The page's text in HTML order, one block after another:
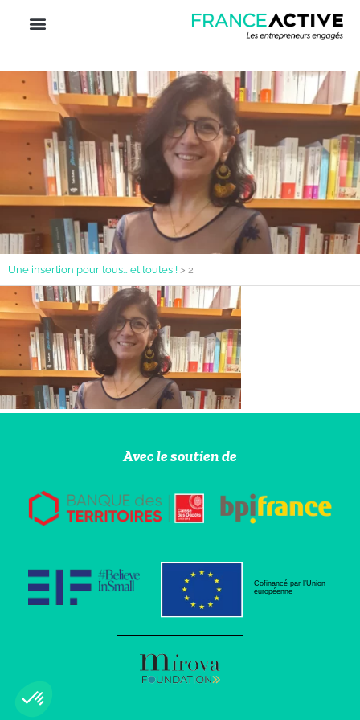
Une insertion pour tous… et toutes ! > 2
Avec le soutien de
Cofinancé par l’Union
européenne